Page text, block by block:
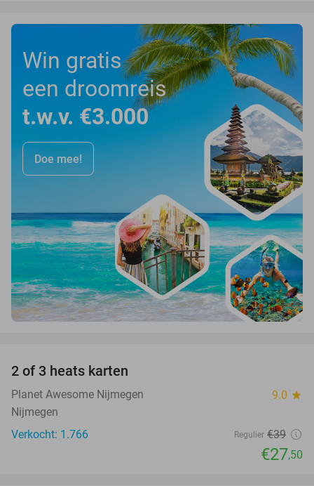
Win gratis
een droomreis
t.w.v. €3.000
Doe mee!
2 of 3 heats karten
Planet Awesome Nijmegen 9.0 star
Nijmegen
Verkocht: 1.766
Regulier €39
€27,50